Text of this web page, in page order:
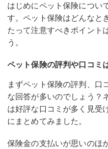
はじめにペット保険につい
す。ペット保険はどんなと
たって注意すべきポイント
う。
ペット保険の評判や口コミ
まずペット保険の評判、口
な回答が多いのでしょう？
は好評な口コミが多く見受
にまとめてみました。
保険金の支払いが思いのほ